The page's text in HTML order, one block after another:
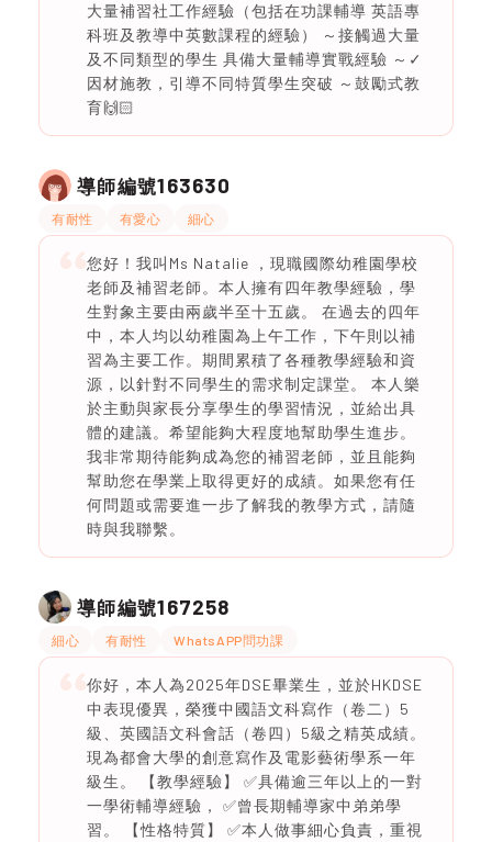
大量補習社工作經驗（包括在功課輔導 英語專
科班及教導中英數課程的經驗） ～接觸過大量
及不同類型的學生 具備大量輔導實戰經驗 ～✓
因材施教，引導不同特質學生突破 ～鼓勵式教
育🙌🏻
導師編號163630
有耐性 有愛心 細心
您好！我叫Ms Natalie ，現職國際幼稚園學校
老師及補習老師。本人擁有四年教學經驗，學
生對象主要由兩歲半至十五歲。 在過去的四年
中，本人均以幼稚園為上午工作，下午則以補
習為主要工作。期間累積了各種教學經驗和資
源，以針對不同學生的需求制定課堂。 本人樂
於主動與家長分享學生的學習情況，並給出具
體的建議。希望能夠大程度地幫助學生進步。
我非常期待能夠成為您的補習老師，並且能夠
幫助您在學業上取得更好的成績。如果您有任
何問題或需要進一步了解我的教學方式，請隨
時與我聯繫。
導師編號167258
細心 有耐性 WhatsAPP問功課
你好，本人為2025年DSE畢業生，並於HKDSE
中表現優異，榮獲中國語文科寫作（卷二）5
級、英國語文科會話（卷四）5級之精英成績。
現為都會大學的創意寫作及電影藝術學系一年
級生。 【教學經驗】 ✅具備逾三年以上的一對
一學術輔導經驗， ✅曾長期輔導家中弟弟學
習。 【性格特質】 ✅本人做事細心負責，重視